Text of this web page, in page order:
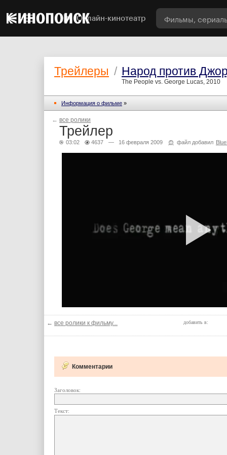
Онлайн-кинотеатр
Трейлеры / Народ против
The People vs. George Lucas, 2010
Информация о фильме »
← все ролики
Трейлер
03:02 4637 — 16 февраля 2009 файл добавил
← все ролики к фильму... добавить в:
Комментарии
Заголовок:
Текст: